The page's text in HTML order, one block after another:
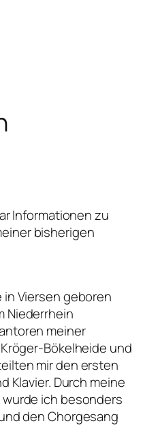
Informationen zu
bisherigen
in Viersen geboren
Niederrhein
meiner
Bökelheide und
mir den ersten
Klavier. Durch meine
ich besonders
den Chorgesang